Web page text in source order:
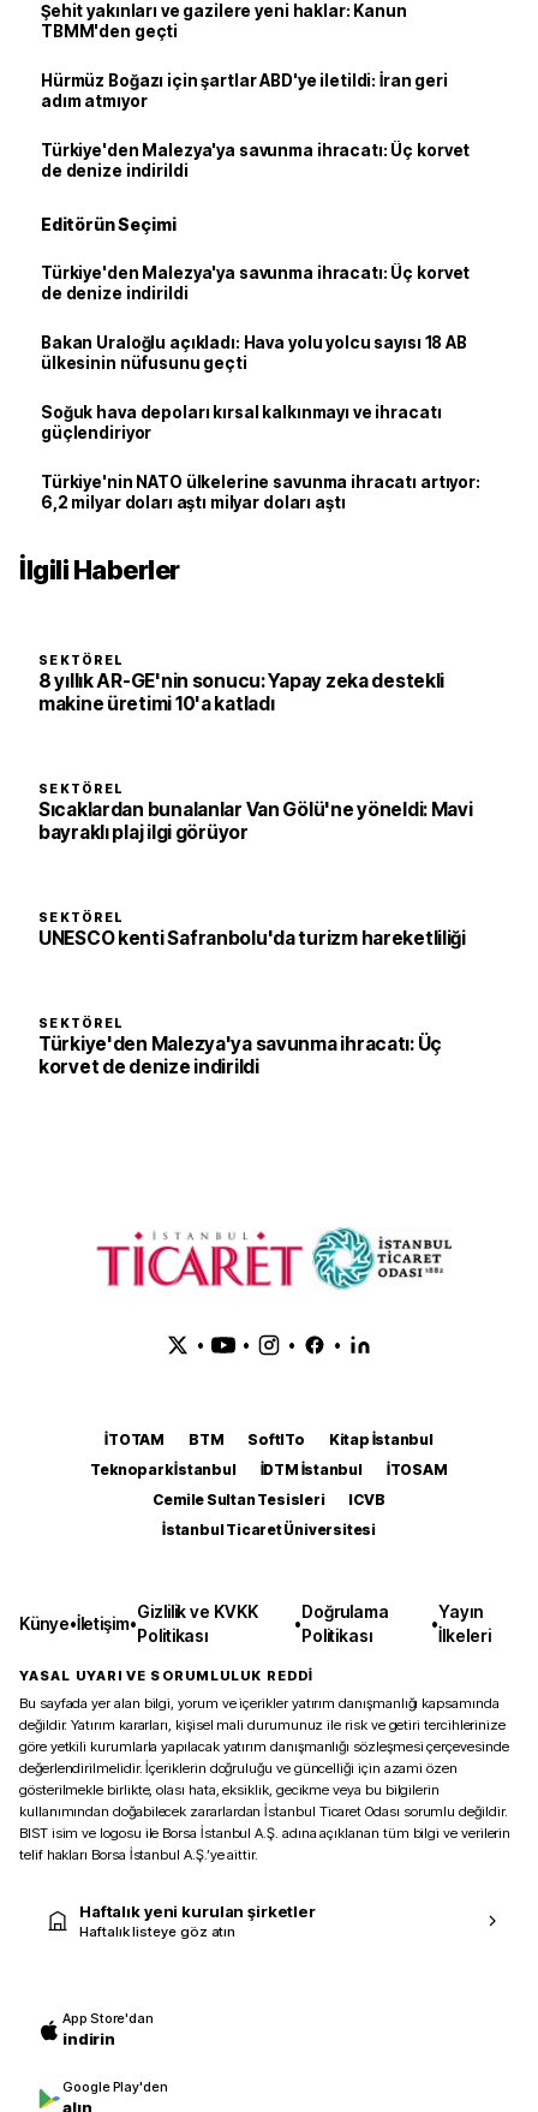
Şehit yakınları ve gazilere yeni haklar: Kanun
TBMM'den geçti
Hürmüz Boğazı için şartlar ABD'ye iletildi: İran geri
adım atmıyor
Türkiye'den Malezya'ya savunma ihracatı: Üç korvet
de denize indirildi
Editörün Seçimi
Türkiye'den Malezya'ya savunma ihracatı: Üç korvet
de denize indirildi
Bakan Uraloğlu açıkladı: Hava yolu yolcu sayısı 18 AB
ülkesinin nüfusunu geçti
Soğuk hava depoları kırsal kalkınmayı ve ihracatı
güçlendiriyor
Türkiye'nin NATO ülkelerine savunma ihracatı artıyor:
6,2 milyar doları aştı milyar doları aştı
İlgili Haberler
SEKTÖREL
8 yıllık AR-GE'nin sonucu: Yapay zeka destekli
makine üretimi 10'a katladı
SEKTÖREL
Sıcaklardan bunalanlar Van Gölü'ne yöneldi: Mavi
bayraklı plaj ilgi görüyor
SEKTÖREL
UNESCO kenti Safranbolu'da turizm hareketliliği
SEKTÖREL
Türkiye'den Malezya'ya savunma ihracatı: Üç
korvet de denize indirildi
• • • •
İTOTAM BTM SoftITo
Kitap İstanbul
Teknopark İstanbul
İDTM İstanbul
İTOSAM
Cemile Sultan Tesisleri
ICVB
İstanbul Ticaret Üniversitesi
Künye•İletişim•
Gizlilik ve KVKK
Politikası
•
Doğrulama
Politikası
•
Yayın
İlkeleri
YASAL UYARI VE SORUMLULUK REDDİ
Bu sayfada yer alan bilgi, yorum ve içerikler yatırım danışmanlığı kapsamında
değildir. Yatırım kararları, kişisel mali durumunuz ile risk ve getiri tercihlerinize
göre yetkili kurumlarla yapılacak yatırım danışmanlığı sözleşmesi çerçevesinde
değerlendirilmelidir. İçeriklerin doğruluğu ve güncelliği için azami özen
gösterilmekle birlikte, olası hata, eksiklik, gecikme veya bu bilgilerin
kullanımından doğabilecek zararlardan İstanbul Ticaret Odası sorumlu değildir.
BIST isim ve logosu ile Borsa İstanbul A.Ş. adına açıklanan tüm bilgi ve verilerin
telif hakları Borsa İstanbul A.Ş.’ye aittir.
Haftalık yeni kurulan şirketler
Haftalık listeye göz atın
App Store'dan
indirin
Google Play'den
alın